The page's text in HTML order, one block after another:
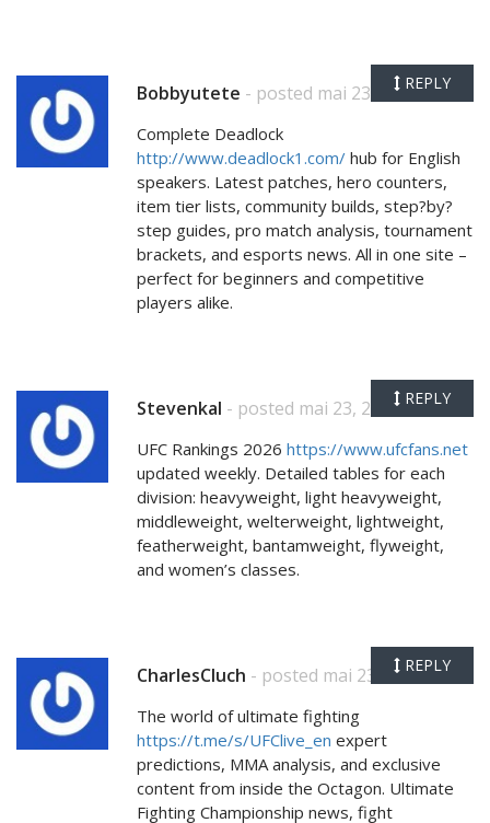
Bobbyutete - posted mai 23, 2026
Complete Deadlock
http://www.deadlock1.com/ hub for English
speakers. Latest patches, hero counters,
item tier lists, community builds, step?by?
step guides, pro match analysis, tournament
brackets, and esports news. All in one site –
perfect for beginners and competitive
players alike.
REPLY
Stevenkal - posted mai 23, 2026
UFC Rankings 2026 https://www.ufcfans.net
updated weekly. Detailed tables for each
division: heavyweight, light heavyweight,
middleweight, welterweight, lightweight,
featherweight, bantamweight, flyweight,
and women’s classes.
REPLY
CharlesCluch - posted mai 23, 2026
The world of ultimate fighting
https://t.me/s/UFClive_en expert
predictions, MMA analysis, and exclusive
content from inside the Octagon. Ultimate
Fighting Championship news, fight
REPLY